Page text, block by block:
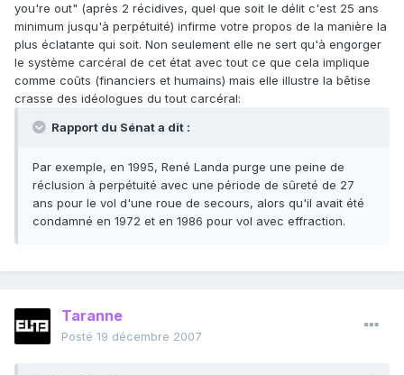
you're out" (après 2 récidives, quel que soit le délit c'est 25 ans
minimum jusqu'à perpétuité) infirme votre propos de la manière la
plus éclatante qui soit. Non seulement elle ne sert qu'à engorger
le système carcéral de cet état avec tout ce que cela implique
comme coûts (financiers et humains) mais elle illustre la bêtise
crasse des idéologues du tout carcéral:
Rapport du Sénat a dit :
Par exemple, en 1995, René Landa purge une peine de
réclusion à perpétuité avec une période de sûreté de 27
ans pour le vol d'une roue de secours, alors qu'il avait été
condamné en 1972 et en 1986 pour vol avec effraction.
Taranne
Posté 19 décembre 2007